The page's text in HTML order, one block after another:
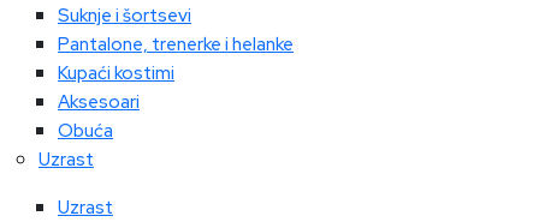
Suknje i šortsevi
Pantalone, trenerke i helanke
Kupaći kostimi
Aksesoari
Obuća
Uzrast
Uzrast